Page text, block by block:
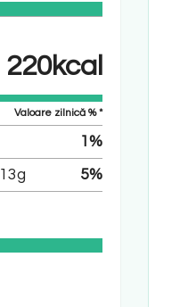
220kcal
Valoare zilnică % *
1 %
13g 5%